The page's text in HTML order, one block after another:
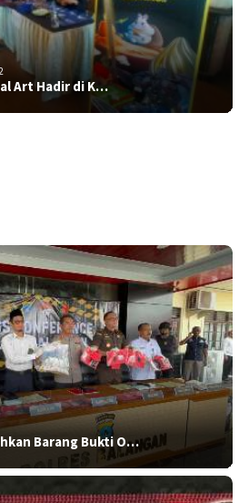
Art Hadir di K…
Barang Bukti O…